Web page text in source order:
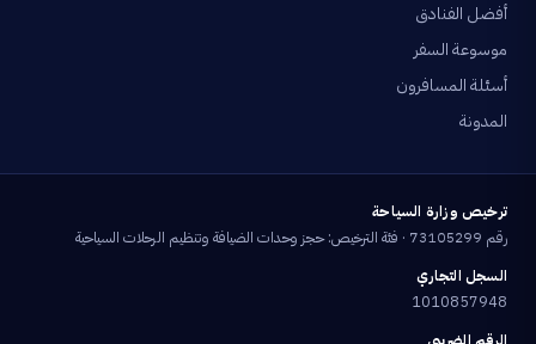
أفضل الفنادق
موسوعة السفر
أسئلة المسافرون
المدونة
ترخيص وزارة السياحة
رقم 73105299 · فئة الترخيص: حجز وحدات الضيافة وتنظيم الرحلات السياحية
السجل التجاري
1010857948